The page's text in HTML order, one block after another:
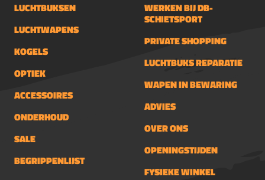
LUCHTBUKSEN
LUCHTWAPENS
KOGELS
OPTIEK
ACCESSOIRES
ONDERHOUD
SALE
BEGRIPPENLIJST
WERKEN BIJ DB-
SCHIETSPORT
PRIVATE SHOPPING
LUCHTBUKS REPARATIE
WAPEN IN BEWARING
ADVIES
OVER ONS
OPENINGSTIJDEN
FYSIEKE WINKEL